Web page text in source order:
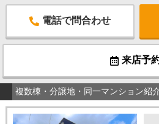
電話で問合わせ
来店予
複数棟・分譲地・同一マンション紹